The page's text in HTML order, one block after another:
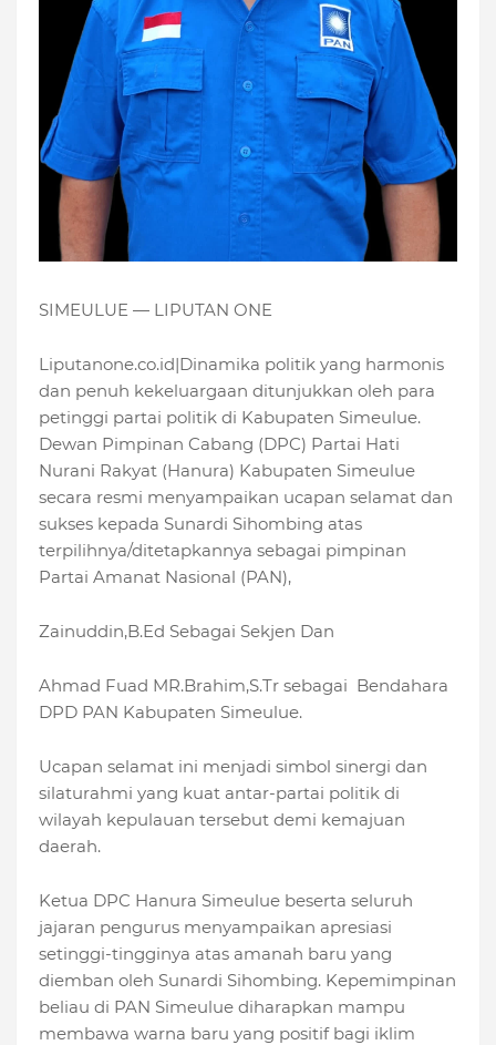
SIMEULUE — LIPUTAN ONE
Liputanone.co.id|Dinamika politik yang harmonis
dan penuh kekeluargaan ditunjukkan oleh para
petinggi partai politik di Kabupaten Simeulue.
Dewan Pimpinan Cabang (DPC) Partai Hati
Nurani Rakyat (Hanura) Kabupaten Simeulue
secara resmi menyampaikan ucapan selamat dan
sukses kepada Sunardi Sihombing atas
terpilihnya/ditetapkannya sebagai pimpinan
Partai Amanat Nasional (PAN),
Zainuddin,B.Ed Sebagai Sekjen Dan
Ahmad Fuad MR.Brahim,S.Tr sebagai Bendahara
DPD PAN Kabupaten Simeulue.
Ucapan selamat ini menjadi simbol sinergi dan
silaturahmi yang kuat antar-partai politik di
wilayah kepulauan tersebut demi kemajuan
daerah.
Ketua DPC Hanura Simeulue beserta seluruh
jajaran pengurus menyampaikan apresiasi
setinggi-tingginya atas amanah baru yang
diemban oleh Sunardi Sihombing. Kepemimpinan
beliau di PAN Simeulue diharapkan mampu
membawa warna baru yang positif bagi iklim